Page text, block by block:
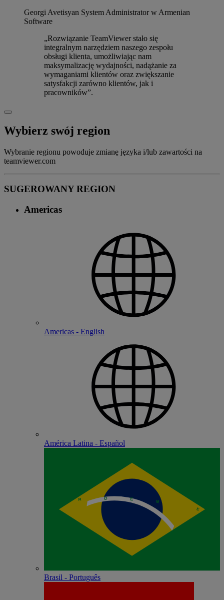
Georgi Avetisyan System Administrator w Armenian
Software
„Rozwiązanie TeamViewer stało się
integralnym narzędziem naszego zespołu
obsługi klienta, umożliwiając nam
maksymalizację wydajności, nadążanie za
wymaganiami klientów oraz zwiększanie
satysfakcji zarówno klientów, jak i
pracowników”.
Wybierz swój region
Wybranie regionu powoduje zmianę języka i/lub zawartości na
teamviewer.com
SUGEROWANY REGION
Americas
Americas - English
América Latina - Español
Brasil - Português